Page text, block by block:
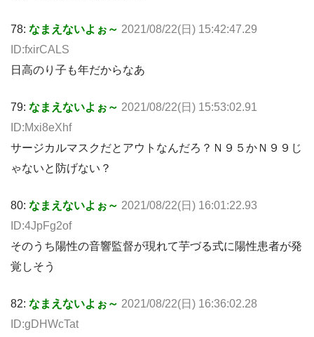
78: なまえないよぉ～ 2021/08/22(日) 15:42:47.29
ID:fxirCALS
日高のり子も年だからなあ
79: なまえないよぉ～ 2021/08/22(日) 15:53:02.91
ID:Mxi8eXhf
サージカルマスクだとアウトなんだろ？Ｎ９５かＮ９９じ
ゃないと防げない？
80: なまえないよぉ～ 2021/08/22(日) 16:01:22.93
ID:4JpFg2of
そのうち陽性の音響監督が現れて芋づる式に陽性患者が発
覚しそう
82: なまえないよぉ～ 2021/08/22(日) 16:36:02.28
ID:gDHWcTat